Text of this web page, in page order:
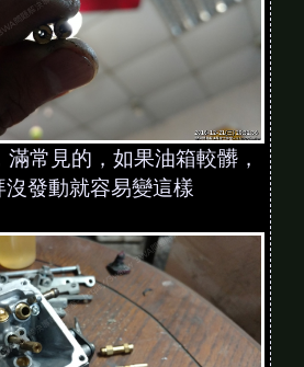
常見的，如果油箱較髒，
沒發動就容易變這樣